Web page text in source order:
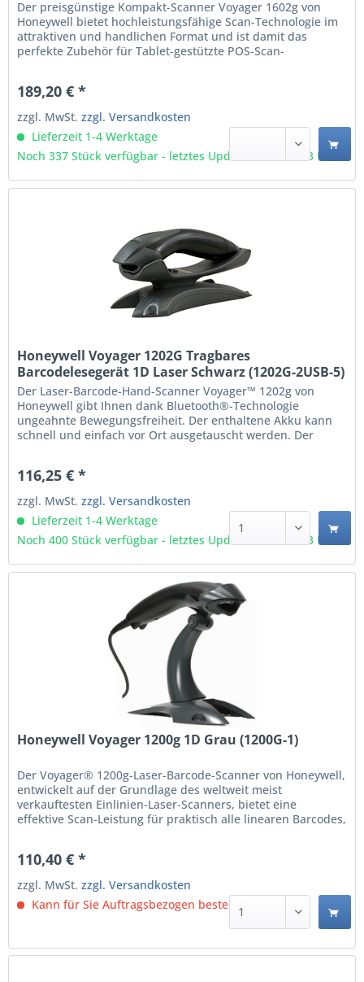
Der preisgünstige Kompakt-Scanner Voyager 1602g von
Honeywell bietet hochleistungsfähige Scan-Technologie im
attraktiven und handlichen Format und ist damit das
perfekte Zubehör für Tablet-gestützte POS-Scan-
gleiche hochleistungsfähige Area-Imaging-Engine wie die...
189,20 € *
zzgl. MwSt.zzgl. Versandkosten
Lieferzeit 1-4 Werktage
Noch 337 Stück verfügbar - letztes Update 06.08 - 3:03 Uhr
Honeywell Voyager 1202G Tragbares
Barcodelesegerät 1D Laser Schwarz (1202G-2USB-5)
Der Laser-Barcode-Hand-Scanner Voyager™ 1202g von
Honeywell gibt Ihnen dank Bluetooth®-Technologie
ungeahnte Bewegungsfreiheit. Der enthaltene Akku kann
schnell und einfach vor Ort ausgetauscht werden. Der
Scanner. Mit der exklusiven Laser-Scanning-Technologie
der...
116,25 € *
zzgl. MwSt.zzgl. Versandkosten
Lieferzeit 1-4 Werktage
Noch 400 Stück verfügbar - letztes Update 06.08 - 3:03 Uhr
Honeywell Voyager 1200g 1D Grau (1200G-1)
Der Voyager® 1200g-Laser-Barcode-Scanner von Honeywell,
entwickelt auf der Grundlage des weltweit meist
verkauftesten Einlinien-Laser-Scanners, bietet eine
effektive Scan-Leistung für praktisch alle linearen Barcodes,
Standfußerkennung und -konfiguration sorgen für...
110,40 € *
zzgl. MwSt.zzgl. Versandkosten
Kann für Sie Auftragsbezogen bestellt werden.